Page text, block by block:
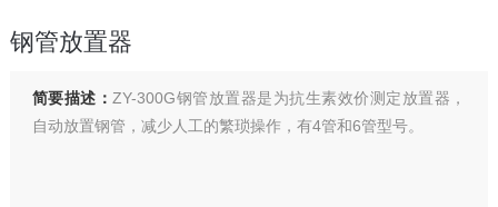
钢管放置器
简要描述： ZY-300G钢管放置器是为抗生素效价测定放置器，
自动放置钢管，减少人工的繁琐操作，有4管和6管型号。